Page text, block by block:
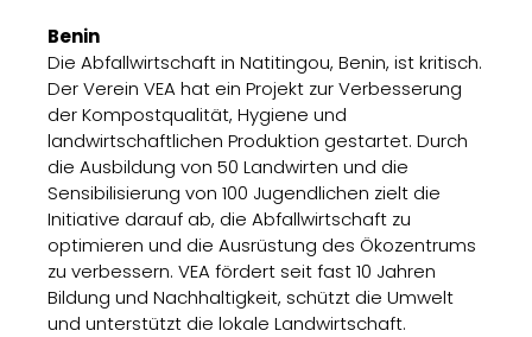
Benin
Die Abfallwirtschaft in Natitingou, Benin, ist kritisch.
Der Verein VEA hat ein Projekt zur Verbesserung
der Kompostqualität, Hygiene und
landwirtschaftlichen Produktion gestartet. Durch
die Ausbildung von 50 Landwirten und die
Sensibilisierung von 100 Jugendlichen zielt die
Initiative darauf ab, die Abfallwirtschaft zu
optimieren und die Ausrüstung des Ökozentrums
zu verbessern. VEA fördert seit fast 10 Jahren
Bildung und Nachhaltigkeit, schützt die Umwelt
und unterstützt die lokale Landwirtschaft.